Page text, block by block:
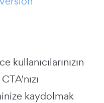
kullanıcılarınızın
kaydolmak